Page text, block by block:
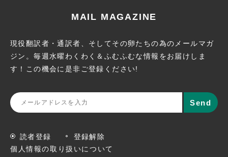
MAIL MAGAZINE
現役翻訳者・通訳者、そしてその卵たちの為のメールマガ
ジン。毎週水曜わくわく＆ふむふむな情報をお届けしま
す！この機会に 是非ご登録ください!
読者登録
登録解除
個人情報の取り扱いについて